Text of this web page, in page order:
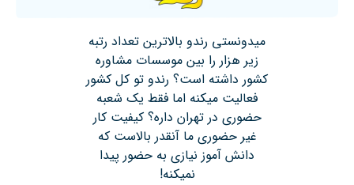
میدونستی رندو بالاترین تعداد رتبه
زیر هزار را بین موسسات مشاوره
کشور داشته است؟ رندو تو کل کشور
فعالیت میکنه اما فقط یک شعبه
حضوری در تهران داره؟ کیفیت کار
غیر حضوری ما آنقدر بالاست که
دانش آموز نیازی به حضور پیدا
نمیکنه!